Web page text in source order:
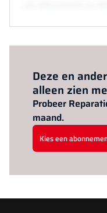
Deze en
alleen zien
Probeer
maand.
Kies een